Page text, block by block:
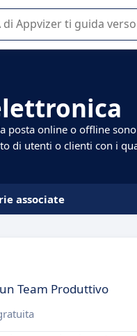
o nella scelta di un
posta online o offline
di utenti o clienti con i
associate
Team Produttivo